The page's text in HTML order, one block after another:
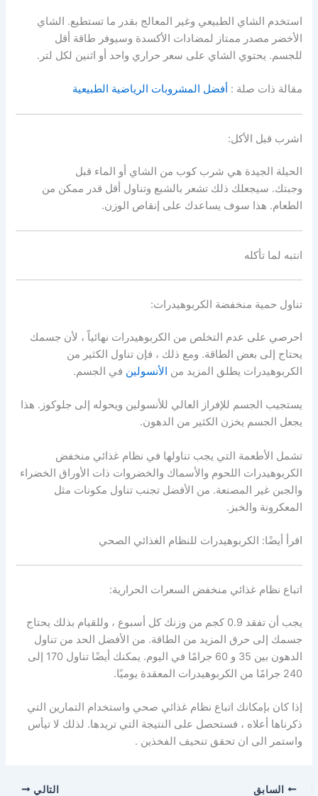
استخدم الشاي الطبيعي وغير المعالج بقدر ما تستطيع. الشاي
الأخضر مصدر ممتاز لمضادات الأكسدة وسيوفر طاقة أقل
للجسم. يحتوي الشاي على سعر حراري واحد أو اثنين لكل لتر.
مقالة ذات صلة : أفضل المشروبات الرياضية الطبيعية
اشرب قبل الأكل:
الحيلة الجيدة هي شرب كوب من الشاي أو الماء قبل
وجبتك. سيجعلك ذلك تشعر بالشبع وتناول أقل قدر ممكن من
الطعام. هذا سوف يساعدك على إنقاص الوزن.
انتبه لما تأكله
تناول حمية منخفضة الكربوهيدرات:
احرصي على عدم التخلص من الكربوهيدرات نهائياً ، لأن جسمك
يحتاج إلى بعض الطاقة. ومع ذلك ، فإن تناول الكثير من
الكربوهيدرات يطلق المزيد من الأنسولين في الجسم.
يستجيب الجسم للإفراز العالي للأنسولين ويحوله إلى جلوكوز. هذا
يجعل الجسم يخزن الكثير من الدهون.
تشمل الأطعمة التي يجب تناولها في نظام غذائي منخفض
الكربوهيدرات اللحوم والأسماك والخضروات ذات الأوراق الخضراء
والجبن غير المصنعة. من الأفضل تجنب تناول مكونات مثل
المعكرونة والخبز.
اقرأ أيضًا: الكربوهيدرات للنظام الغذائي الصحي
اتباع نظام غذائي منخفض السعرات الحرارية:
يجب أن تفقد 0.9 كجم من وزنك كل أسبوع ، وللقيام بذلك يحتاج
جسمك إلى حرق المزيد من الطاقة. من الأفضل الحد من تناول
الدهون بين 35 و 60 جرامًا في اليوم. يمكنك أيضًا تناول 170 إلى
240 جرامًا من الكربوهيدرات المعقدة يوميًا.
إذا كان بإمكانك اتباع نظام غذائي صحي واستخدام التمارين التي
ذكرناها أعلاه ، فستحصل على النتيجة التي تريدها. لذلك لا تيأس
واستمر الى ان تحقق تنحيف الفخذين .
السابق التالي